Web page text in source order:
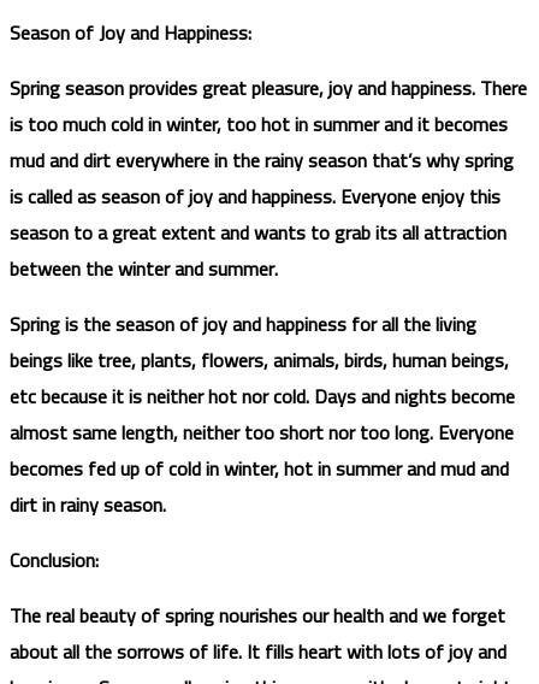
Season of Joy and Happiness:
Spring season provides great pleasure, joy and happiness. There
is too much cold in winter, too hot in summer and it becomes
mud and dirt everywhere in the rainy season that’s why spring
is called as season of joy and happiness. Everyone enjoy this
season to a great extent and wants to grab its all attraction
between the winter and summer.
Spring is the season of joy and happiness for all the living
beings like tree, plants, flowers, animals, birds, human beings,
etc because it is neither hot nor cold. Days and nights become
almost same length, neither too short nor too long. Everyone
becomes fed up of cold in winter, hot in summer and mud and
dirt in rainy season.
Conclusion:
The real beauty of spring nourishes our health and we forget
about all the sorrows of life. It fills heart with lots of joy and